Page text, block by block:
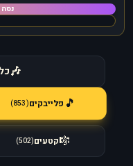
🎶
🎵 פלייבקים(
853
)
🎼קטעים(
502
)